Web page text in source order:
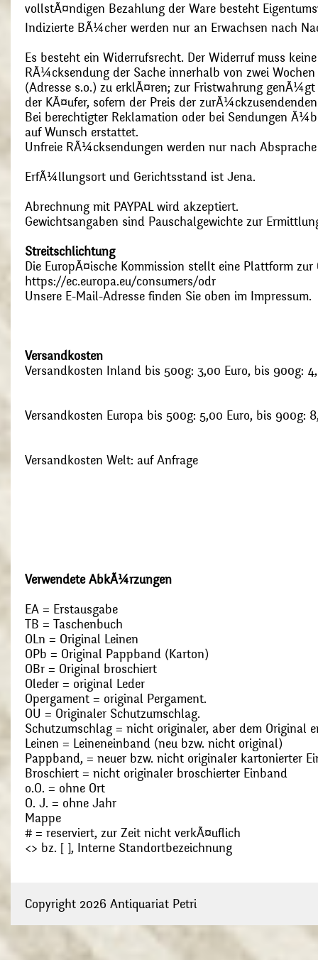
vollstÃ¤ndigen Bezahlung der Ware besteht
Indizierte BÃ¼cher werden nur an Erwachsen nach
Es besteht ein Widerrufsrecht. Der Widerruf muss
RÃ¼cksendung der Sache innerhalb von zwei
(Adresse s.o.) zu erklÃ¤ren; zur Fristwahrung
der KÃ¤ufer, sofern der Preis der
Bei berechtigter Reklamation oder bei Sendungen
auf Wunsch erstattet.
Unfreie RÃ¼cksendungen werden nur nach
ErfÃ¼llungsort und Gerichtsstand ist Jena.
Abrechnung mit PAYPAL wird akzeptiert.
Gewichtsangaben sind Pauschalgewichte zur
Streitschlichtung
Die EuropÃ¤ische Kommission stellt eine Plattform
https://ec.europa.eu/consumers/odr
Unsere E-Mail-Adresse finden Sie oben im Impressum.
Versandkosten
Versandkosten Inland bis 500g: 3,00 Euro, bis 900g:
Versandkosten Europa bis 500g: 5,00 Euro, bis 900g:
Versandkosten Welt: auf Anfrage
Verwendete AbkÃ¼rzungen
EA = Erstausgabe
TB = Taschenbuch
OLn = Original Leinen
OPb = Original Pappband (Karton)
OBr = Original broschiert
Oleder = original Leder
Opergament = original Pergament.
OU = Originaler Schutzumschlag.
Schutzumschlag = nicht originaler, aber dem Original
Leinen = Leineneinband (neu bzw. nicht original)
Pappband, = neuer bzw. nicht originaler kartonierter
Broschiert = nicht originaler broschierter Einband
o.O. = ohne Ort
O. J. = ohne Jahr
Mappe
# = reserviert, zur Zeit nicht verkÃ¤uflich
<> bz. [ ], Interne Standortbezeichnung
Copyright 2026 Antiquariat Petri